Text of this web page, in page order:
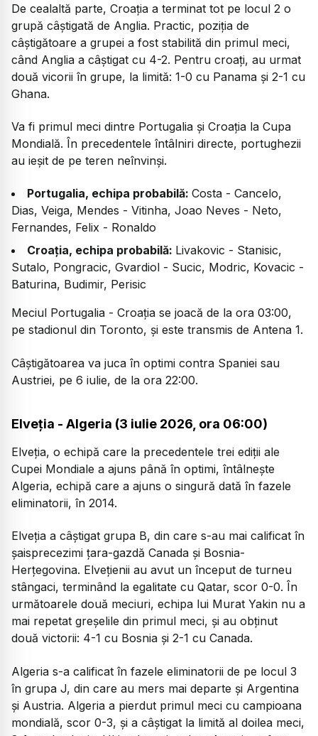
De cealaltă parte, Croația a terminat tot pe locul 2 o
grupă câștigată de Anglia. Practic, poziția de
câștigătoare a grupei a fost stabilită din primul meci,
când Anglia a câștigat cu 4-2. Pentru croați, au urmat
două vicorii în grupe, la limită: 1-0 cu Panama și 2-1 cu
Ghana.
Va fi primul meci dintre Portugalia și Croația la Cupa
Mondială. În precedentele întâlniri directe, portughezii
au ieșit de pe teren neînvinși.
Portugalia, echipa probabilă: Costa - Cancelo,
Dias, Veiga, Mendes - Vitinha, Joao Neves - Neto,
Fernandes, Felix - Ronaldo
Croația, echipa probabilă: Livakovic - Stanisic,
Sutalo, Pongracic, Gvardiol - Sucic, Modric, Kovacic -
Baturina, Budimir, Perisic
Meciul Portugalia - Croația se joacă de la ora 03:00,
pe stadionul din Toronto, și este transmis de Antena 1.
Câștigătoarea va juca în optimi contra Spaniei sau
Austriei, pe 6 iulie, de la ora 22:00.
Elveția - Algeria (3 iulie 2026, ora 06:00)
Elveția, o echipă care la precedentele trei ediții ale
Cupei Mondiale a ajuns până în optimi, întâlnește
Algeria, echipă care a ajuns o singură dată în fazele
eliminatorii, în 2014.
Elveția a câștigat grupa B, din care s-au mai calificat în
șaisprecezimi țara-gazdă Canada și Bosnia-
Herțegovina. Elvețienii au avut un început de turneu
stângaci, terminând la egalitate cu Qatar, scor 0-0. În
următoarele două meciuri, echipa lui Murat Yakin nu a
mai repetat greșelile din primul meci, și au obținut
două victorii: 4-1 cu Bosnia și 2-1 cu Canada.
Algeria s-a calificat în fazele eliminatorii de pe locul 3
în grupa J, din care au mers mai departe și Argentina
și Austria. Algeria a pierdut primul meci cu campioana
mondială, scor 0-3, și a câștigat la limită al doilea meci,